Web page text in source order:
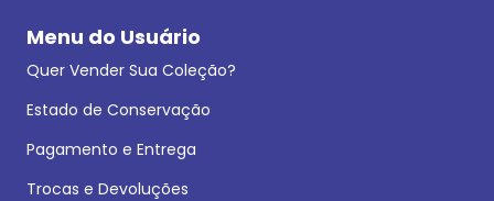
Menu do Usuário
Quer Vender Sua Coleção?
Estado de Conservação
Pagamento e Entrega
Trocas e Devoluções